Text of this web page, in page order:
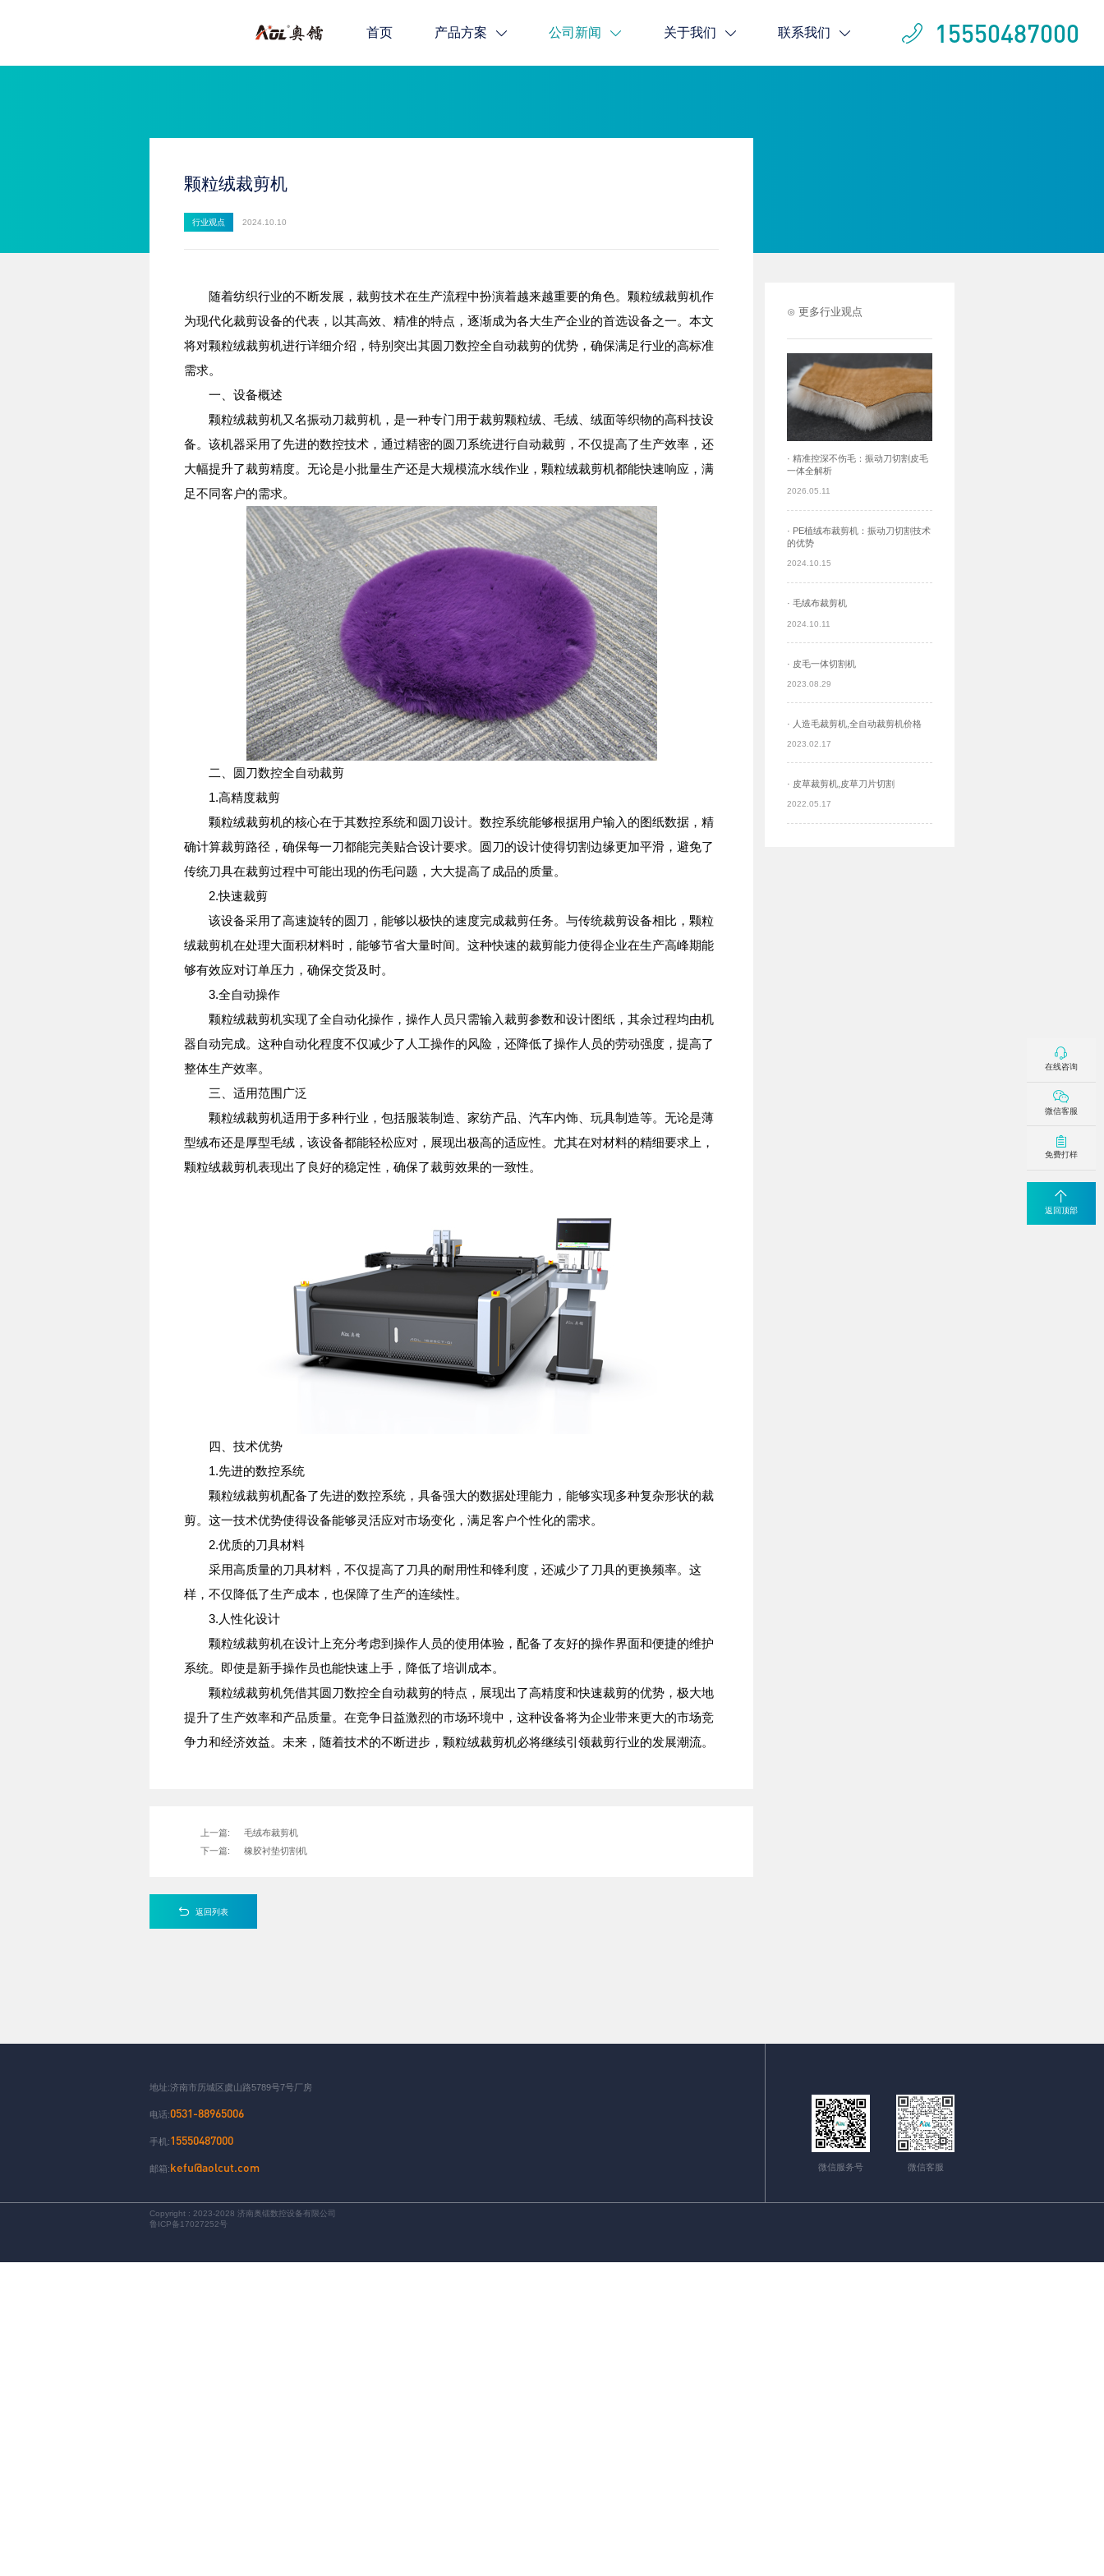
首页 产品方案 公司新闻 关于我们 联系我们 15550487000
颗粒绒裁剪机
行业观点 2024.10.10
随着纺织行业的不断发展，裁剪技术在生产流程中扮演着越来越重要的角色。颗粒绒裁剪机作
为现代化裁剪设备的代表，以其高效、精准的特点，逐渐成为各大生产企业的首选设备之一。本文
将对颗粒绒裁剪机进行详细介绍，特别突出其圆刀数控全自动裁剪的优势，确保满足行业的高标准
需求。
一、设备概述
颗粒绒裁剪机又名振动刀裁剪机，是一种专门用于裁剪颗粒绒、毛绒、绒面等织物的高科技设
备。该机器采用了先进的数控技术，通过精密的圆刀系统进行自动裁剪，不仅提高了生产效率，还
大幅提升了裁剪精度。无论是小批量生产还是大规模流水线作业，颗粒绒裁剪机都能快速响应，满
足不同客户的需求。
二、圆刀数控全自动裁剪
1.高精度裁剪
颗粒绒裁剪机的核心在于其数控系统和圆刀设计。数控系统能够根据用户输入的图纸数据，精
确计算裁剪路径，确保每一刀都能完美贴合设计要求。圆刀的设计使得切割边缘更加平滑，避免了
传统刀具在裁剪过程中可能出现的伤毛问题，大大提高了成品的质量。
2.快速裁剪
该设备采用了高速旋转的圆刀，能够以极快的速度完成裁剪任务。与传统裁剪设备相比，颗粒
绒裁剪机在处理大面积材料时，能够节省大量时间。这种快速的裁剪能力使得企业在生产高峰期能
够有效应对订单压力，确保交货及时。
3.全自动操作
颗粒绒裁剪机实现了全自动化操作，操作人员只需输入裁剪参数和设计图纸，其余过程均由机
器自动完成。这种自动化程度不仅减少了人工操作的风险，还降低了操作人员的劳动强度，提高了
整体生产效率。
三、适用范围广泛
颗粒绒裁剪机适用于多种行业，包括服装制造、家纺产品、汽车内饰、玩具制造等。无论是薄
型绒布还是厚型毛绒，该设备都能轻松应对，展现出极高的适应性。尤其在对材料的精细要求上，
颗粒绒裁剪机表现出了良好的稳定性，确保了裁剪效果的一致性。
四、技术优势
1.先进的数控系统
颗粒绒裁剪机配备了先进的数控系统，具备强大的数据处理能力，能够实现多种复杂形状的裁
剪。这一技术优势使得设备能够灵活应对市场变化，满足客户个性化的需求。
2.优质的刀具材料
采用高质量的刀具材料，不仅提高了刀具的耐用性和锋利度，还减少了刀具的更换频率。这
样，不仅降低了生产成本，也保障了生产的连续性。
3.人性化设计
颗粒绒裁剪机在设计上充分考虑到操作人员的使用体验，配备了友好的操作界面和便捷的维护
系统。即使是新手操作员也能快速上手，降低了培训成本。
颗粒绒裁剪机凭借其圆刀数控全自动裁剪的特点，展现出了高精度和快速裁剪的优势，极大地
提升了生产效率和产品质量。在竞争日益激烈的市场环境中，这种设备将为企业带来更大的市场竞
争力和经济效益。未来，随着技术的不断进步，颗粒绒裁剪机必将继续引领裁剪行业的发展潮流。
上一篇:
毛绒布裁剪机
下一篇:
橡胶衬垫切割机
返回列表
⊙ 更多行业观点
· 精准控深不伤毛：振动刀切割皮毛
一体全解析
2026.05.11
· PE植绒布裁剪机：振动刀切割技术
的优势
2024.10.15
· 毛绒布裁剪机
2024.10.11
· 皮毛一体切割机
2023.08.29
· 人造毛裁剪机,全自动裁剪机价格
2023.02.17
· 皮草裁剪机,皮草刀片切割
2022.05.17
地址:济南市历城区虞山路5789号7号厂房
电话:0531-88965006
手机:15550487000
邮箱:kefu@aolcut.com 微信服务号 微信客服
Copyright : 2023-2028 济南奥镭数控设备有限公司
鲁ICP备17027252号
在线咨询
微信客服
免费打样
返回顶部